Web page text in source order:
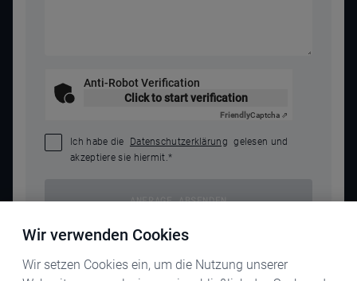
Anti-Robot Verification
Click to start verification
FriendlyCaptcha ⇗
Ich habe die Datenschutzerklärung gelesen und
akzeptiere sie hiermit.*
ANFRAGE ABSENDEN
Wir verwenden Cookies
Wir setzen Cookies ein, um die Nutzung unserer